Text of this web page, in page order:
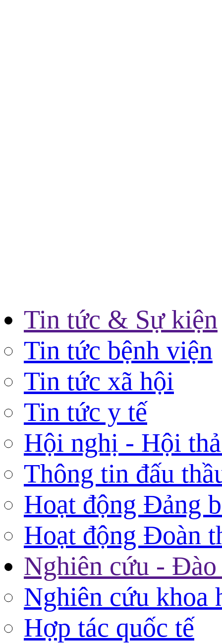
Tin tức & Sự kiện
Tin tức bệnh viện
Tin tức xã hội
Tin tức y tế
Hội nghị - Hội
Thông tin đấu
Hoạt động Đảng
Hoạt động Đoàn
Nghiên cứu - Đào
Nghiên cứu khoa
Hợp tác quốc tế